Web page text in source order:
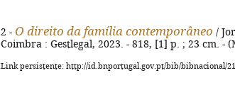
2 - O direito da família contemporâneo /
Coimbra : Gestlegal, 2023. - 818, [1] p. ; 23 cm. -
Link persistente: http://id.bnportugal.gov.pt/bib/bibnacional/